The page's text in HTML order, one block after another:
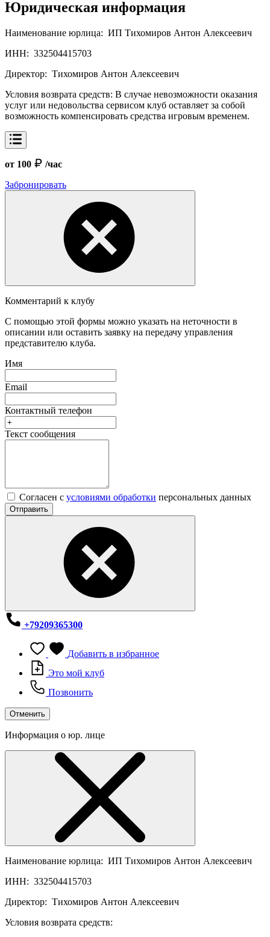
Юридическая информация
Наименование юрлица: ИП Тихомиров Антон Алексеевич
ИНН: 332504415703
Директор: Тихомиров Антон Алексеевич
Условия возврата средств: В случае невозможности оказания
услуг или недовольства сервисом клуб оставляет за собой
возможность компенсировать средства игровым временем.
от 100
/час
Забронировать
Комментарий к клубу
С помощью этой формы можно указать на неточности в
описании или оставить заявку на передачу управления
представителю клуба.
Имя
Email
Контактный телефон
Текст сообщения
Согласен с условиями обработки персональных данных
Отправить
+79209365300
Добавить в избранное
Это мой клуб
Позвонить
Отменить
Информация о юр. лице
Наименование юрлица: ИП Тихомиров Антон Алексеевич
ИНН: 332504415703
Директор: Тихомиров Антон Алексеевич
Условия возврата средств: